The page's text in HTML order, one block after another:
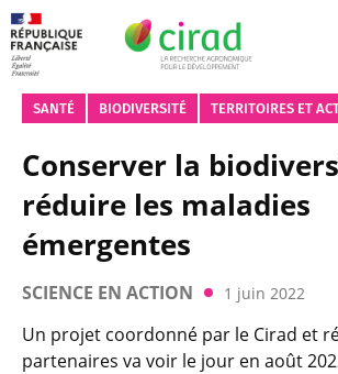
SANTÉ BIODIVERSITÉ TERRITOIRES ET
Conserver la
réduire les maladies
émergentes
SCIENCE EN ACTION 1 juin 2022
Un projet coordonné par le Cirad et
partenaires va voir le jour en août